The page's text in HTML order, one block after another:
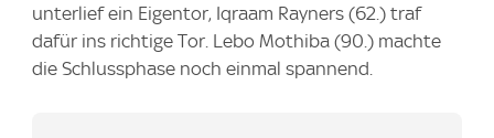
unterlief ein Eigentor, Iqraam Rayners (62.) traf
dafür ins richtige Tor. Lebo Mothiba (90.) machte
die Schlussphase noch einmal spannend.